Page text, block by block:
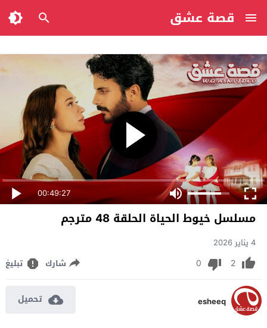
قصة عشق
00:49:27
مسلسل خيوط الحياة الحلقة 48 مترجم
4 يناير 2026
2
0 شارك تبليغ
esheeq تحميل